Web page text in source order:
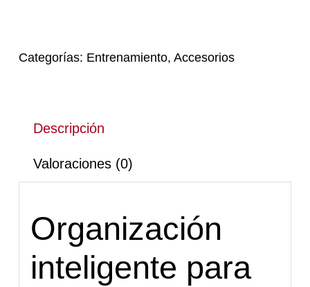
cantidad
Categorías: Entrenamiento,Accesorios
Descripción
Valoraciones (0)
Organización
inteligente para